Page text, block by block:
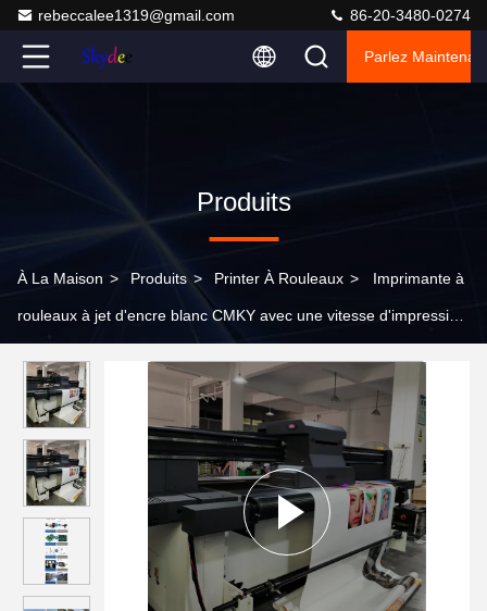
rebeccalee1319@gmail.com 86-20-3480-0274
Parlez
Produits
À La Maison > Produits > Printer À Rouleaux > Imprimante à
rouleaux à jet d'encre blanc CMKY avec une vitesse d'impression